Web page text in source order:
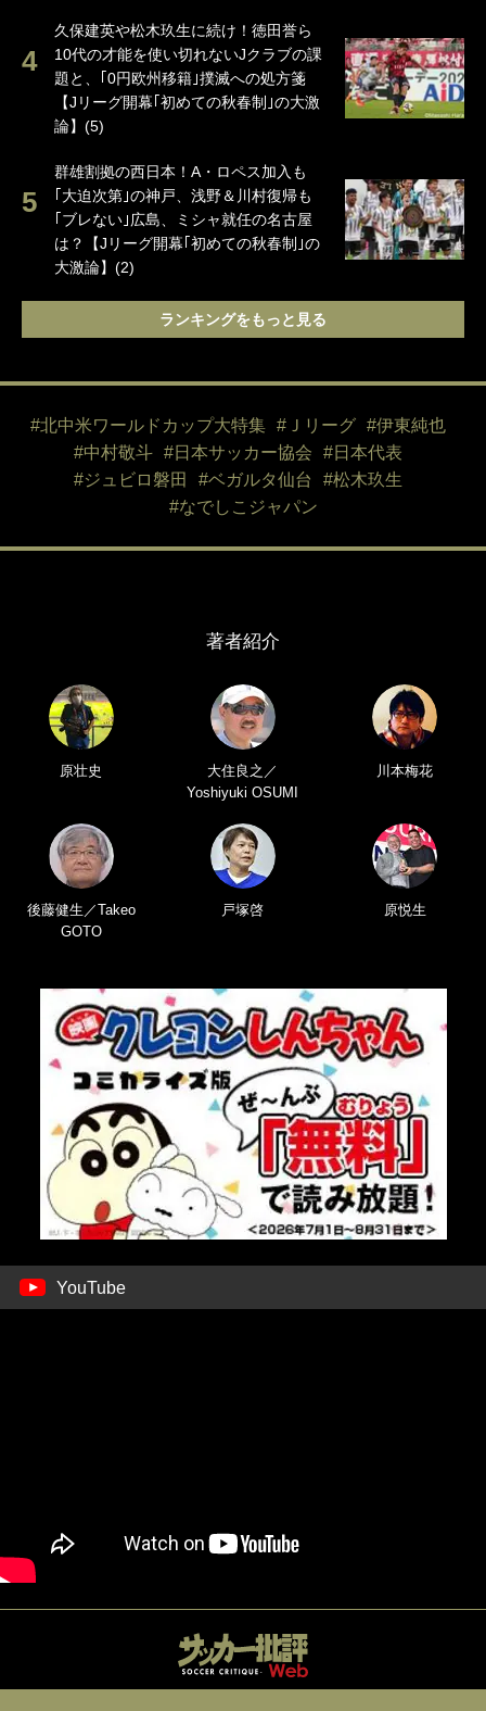
久保建英や松木玖生に続け！徳田誉ら
10代の才能を使い切れないJクラブの課
題と、｢0円欧州移籍｣撲滅への処方箋
【Jリーグ開幕｢初めての秋春制｣の大激
論】(5)
群雄割拠の西日本！A・ロペス加入も
｢大迫次第｣の神戸、浅野＆川村復帰も
｢ブレない｣広島、ミシャ就任の名古屋
は？【Jリーグ開幕｢初めての秋春制｣の
大激論】(2)
ランキングをもっと見る
#北中米ワールドカップ大特集 #Ｊリーグ
#伊東純也
#中村敬斗
#日本サッカー協会
#日本代表
#ジュビロ磐田
#ベガルタ仙台
#松木玖生
#なでしこジャパン
著者紹介
原壮史
大住良之／
Yoshiyuki OSUMI
川本梅花
後藤健生／Takeo
GOTO
戸塚啓 原悦生
YouTube